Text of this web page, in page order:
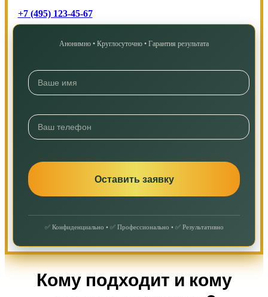
+7 (495) 123-45-67
Анонимно • Круглосуточно • Гарантия результата
✅ Конфиденциально • ✅ Профессионально • ✅ Результативно
Кому подходит и кому